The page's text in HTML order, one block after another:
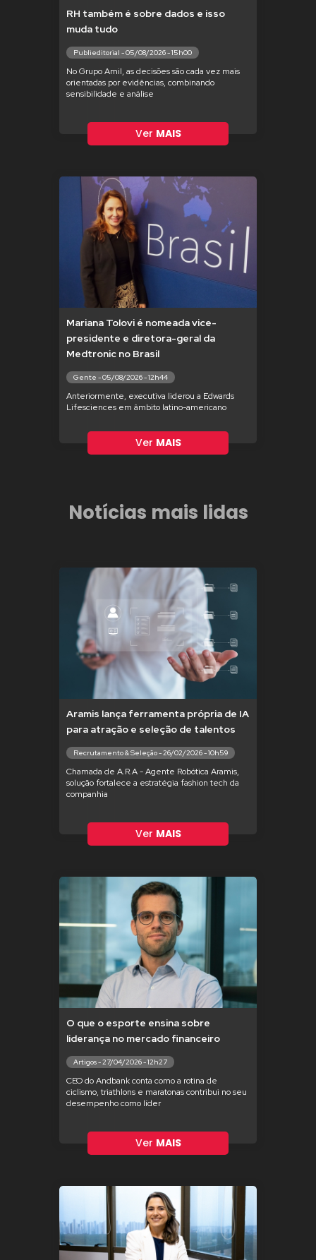
RH também é sobre dados e isso
muda tudo
Publieditorial - 05/08/2026 - 15h00
No Grupo Amil, as decisões são cada vez mais
orientadas por evidências, combinando
sensibilidade e análise
Ver MAIS
Mariana Tolovi é nomeada vice-
presidente e diretora-geral da
Medtronic no Brasil
Gente - 05/08/2026 - 12h44
Anteriormente, executiva liderou a Edwards
Lifesciences em âmbito latino-americano
Ver MAIS
Notícias mais lidas
Aramis lança ferramenta própria de IA
para atração e seleção de talentos
Recrutamento & Seleção - 26/02/2026 - 10h59
Chamada de A.R.A - Agente Robótica Aramis,
solução fortalece a estratégia fashion tech da
companhia
Ver MAIS
O que o esporte ensina sobre
liderança no mercado financeiro
Artigos - 27/04/2026 - 12h27
CEO do Andbank conta como a rotina de
ciclismo, triathlons e maratonas contribui no seu
desempenho como líder
Ver MAIS